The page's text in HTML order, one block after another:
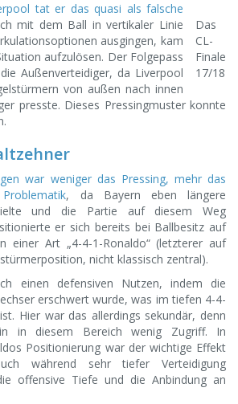
Das
CL-
Finale
17/18
tat er das quasi als falsche
mit dem Ball in vertikaler Linie
ausgingen, kam
aufzulösen. Der Folgepass
Außenverteidiger, da Liverpool
von außen nach innen
presste. Dieses Pressingmuster konnte
war weniger das Pressing, mehr das
, da Bayern eben längere
und die Partie auf diesem Weg
er sich bereits bei Ballbesitz auf
einer Art „4-4-1-Ronaldo“ (letzterer auf
nicht klassisch zentral).
einen defensiven Nutzen, indem die
erschwert wurde, was im tiefen 4-4-
Hier war das allerdings sekundär, denn
in diesem Bereich wenig Zugriff. In
Positionierung war der wichtige Effekt
während sehr tiefer Verteidigung
offensive Tiefe und die Anbindung an